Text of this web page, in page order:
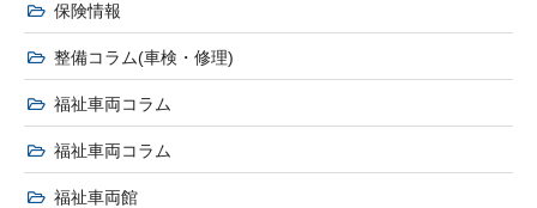
保険情報
整備コラム(車検・修理)
福祉車両コラム
福祉車両コラム
福祉車両館